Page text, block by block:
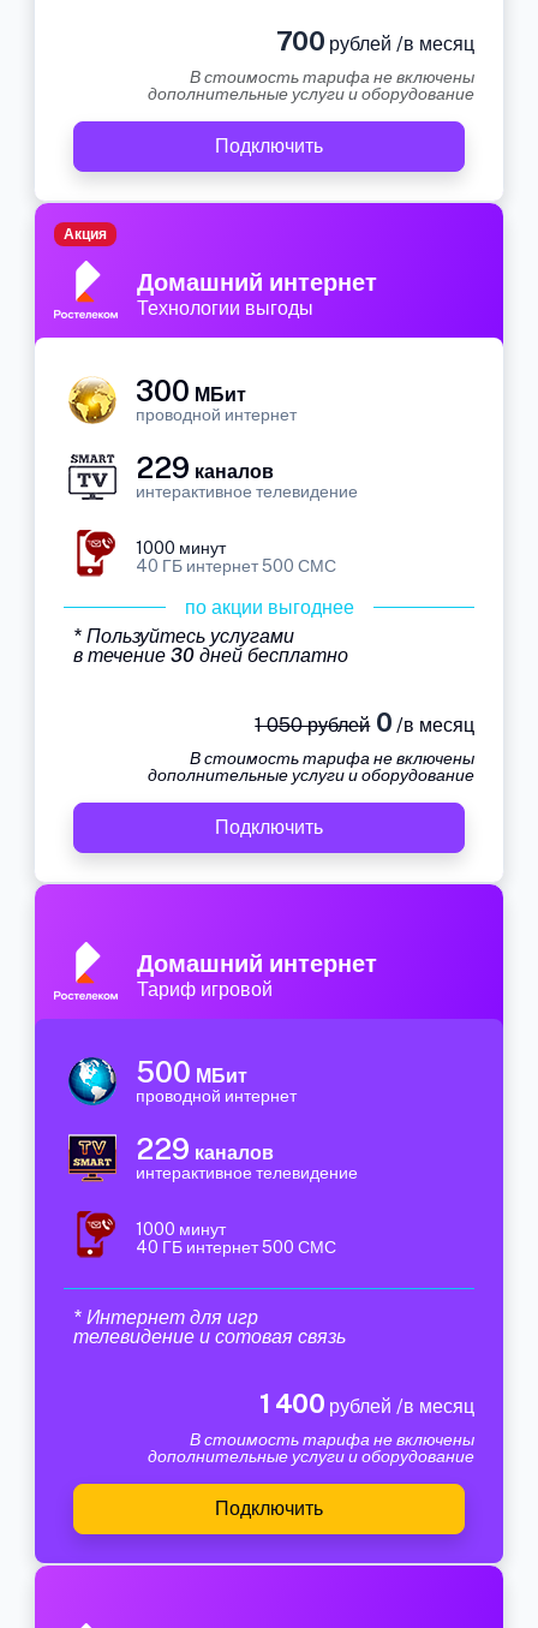
700 рублей /в месяц
В стоимость тарифа не включены
дополнительные услуги и оборудование
Подключить
Домашний интернет
Технологии выгоды
Акция
300 МБит
проводной интернет
229 каналов
интерактивное телевидение
1000 минут
40 ГБ интернет 500 СМС
по акции выгоднее
* Пользуйтесь услугами
в течение 30 дней бесплатно
1 050 рублей0 /в месяц
В стоимость тарифа не включены
дополнительные услуги и оборудование
Подключить
Домашний интернет
Тариф игровой
500 МБит
проводной интернет
229 каналов
интерактивное телевидение
1000 минут
40 ГБ интернет 500 СМС
* Интернет для игр
телевидение и сотовая связь
1 400 рублей /в месяц
В стоимость тарифа не включены
дополнительные услуги и оборудование
Подключить